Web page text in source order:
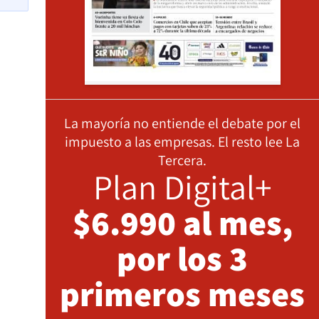
La mayoría no entiende el debate por el
impuesto a las empresas. El resto lee La
Tercera.
Plan Digital+
$6.990 al mes,
por los 3
primeros meses